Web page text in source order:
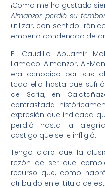
¡Como me ha gustado
Almanzor perdió su
utilizar, con sentido
empeño condenado de
El Caudillo Abuamir
era conocido por sus
todo ello hasta que
de Soria, en
contrastada
expresión que indicaba
perdió hasta la
castigo que se le infligió.
Tengo claro que la
razón de ser que
recurso que, como
atribuido en el título de